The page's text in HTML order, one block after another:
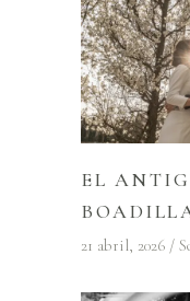
EL
21 abril, 2026